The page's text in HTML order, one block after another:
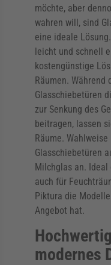
möchte, aber
wahren will, sind
eine ideale
leicht und schnell
kostengünstige
Räumen. Während
Glasschiebetüren
zur Senkung des
beitragen, lassen
Räume.
Glasschiebetüren
Milchglas an.
auch für
Piktura die Modelle
Angebot hat.
modernes